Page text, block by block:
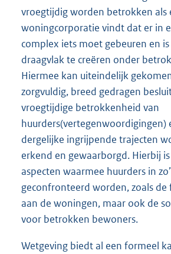
vroegtijdig worden betrokken als
woningcorporatie vindt dat er in
complex iets moet gebeuren en
draagvlak te creëren onder
Hiermee kan uiteindelijk
zorgvuldig, breed gedragen
vroegtijdige betrokkenheid van
huurders(vertegenwoordigingen)
dergelijke ingrijpende trajecten
erkend en gewaarborgd. Hierbij
aspecten waarmee huurders in
geconfronteerd worden, zoals de
aan de woningen, maar ook de
voor betrokken bewoners.
Wetgeving biedt al een formeel